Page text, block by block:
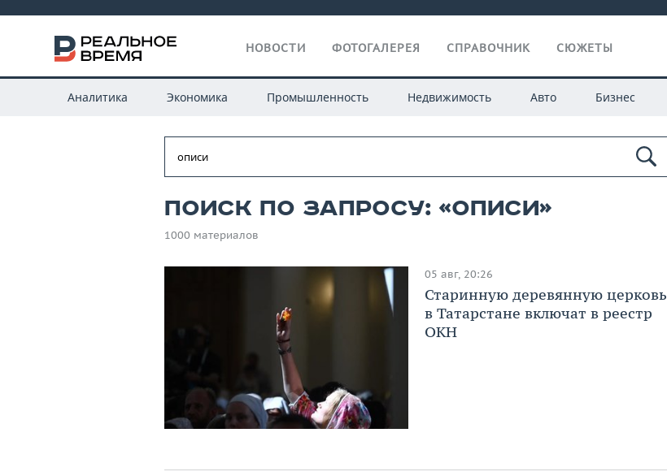
НОВОСТИ ФОТОГАЛЕРЕЯ СПРАВОЧНИК СЮЖЕТЫ
Аналитика Экономика Промышленность Недвижимость Авто Бизнес
Поиск по запросу: «описи»
1000 материалов
05 авг, 20:26
Старинную деревянную церковь
в Татарстане включат в реестр
ОКН